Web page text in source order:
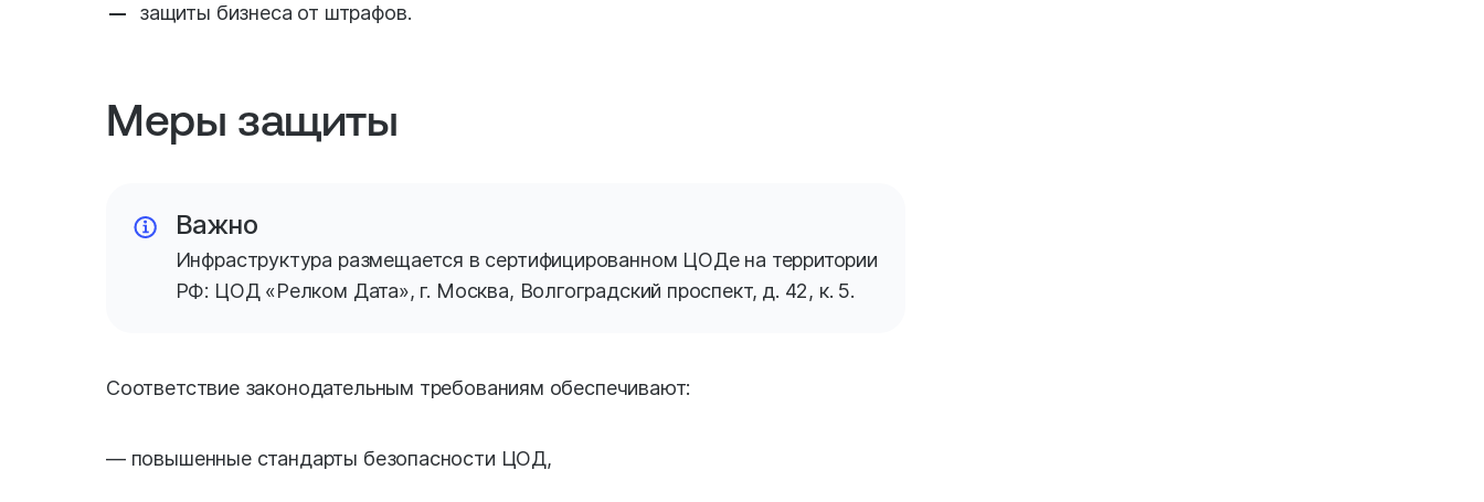
защиты бизнеса от штрафов.
Меры защиты
Важно
Инфраструктура размещается в сертифицированном ЦОДе на территории
РФ: ЦОД «Релком Дата», г. Москва, Волгоградский проспект, д. 42, к. 5.
Соответствие законодательным требованиям обеспечивают:
— повышенные стандарты безопасности ЦОД,